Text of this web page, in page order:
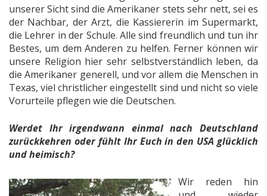
unserer Sicht sind die Amerikaner stets sehr nett, sei es
der Nachbar, der Arzt, die Kassiererin im Supermarkt,
die Lehrer in der Schule. Alle sind freundlich und tun ihr
Bestes, um dem Anderen zu helfen. Ferner können wir
unsere Religion hier sehr selbstverständlich leben, da
die Amerikaner generell, und vor allem die Menschen in
Texas, viel christlicher eingestellt sind und nicht so viele
Vorurteile pflegen wie die Deutschen.
Werdet Ihr irgendwann einmal nach Deutschland
zurückkehren oder fühlt Ihr Euch in den USA glücklich
und heimisch?
Wir reden hin